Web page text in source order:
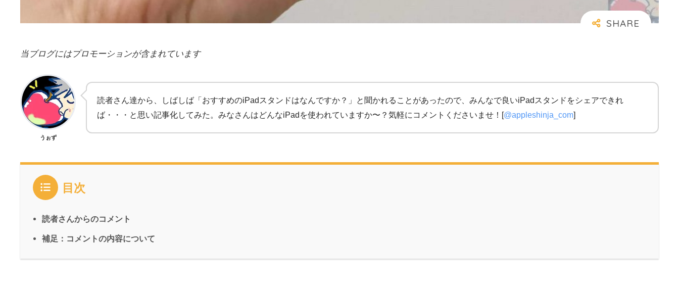
当ブログにはプロモーションが含まれています
うぉず
読者さん達から、しばしば「おすすめのiPadスタンドはなんですか？」と聞かれることがあったので、みんなで良いiPadスタンドをシェアできれ
ば・・・と思い記事化してみた。みなさんはどんなiPadを使われていますか〜？気軽にコメントくださいませ！[@appleshinja_com]
目次
読者さんからのコメント
補足：コメントの内容について